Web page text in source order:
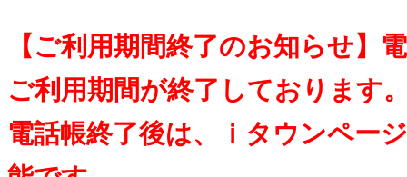
【ご利用期間終了のお知らせ】
ご利用期間が終了しております
電話帳終了後は、ｉタウンペー